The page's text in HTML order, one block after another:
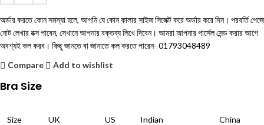
অর্ডার করতে কোন সমস্যা হলে, আপনি যে কোন কালার সাইজ সিলেক্ট করে অর্ডার করে দিন। পরবর্তি পেজে
নোট লেখার বক্স পাবেন, সেখানে আপনার বক্তব্য লিখে দিবেন। আমরা আপনার পার্সেল সেন্ড করার আগে
অবশ্যই কল করব। কিছু জানতে বা জানাতে কল করতে পারেন- 01793048489
Compare
Add to wishlist
Bra Size
Size UK US Indian China